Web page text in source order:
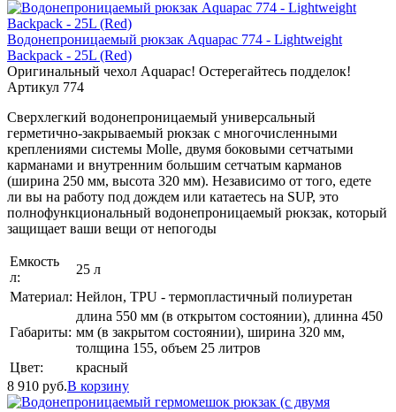
Водонепроницаемый рюкзак Aquapac 774 - Lightweight
Backpack - 25L (Red)
Оригинальный чехол Aquapac! Остерегайтесь подделок!
Артикул 774
Сверхлегкий водонепроницаемый универсальный
герметично-закрываемый рюкзак с многочисленными
креплениями системы Molle, двумя боковыми сетчатыми
карманами и внутренним большим сетчатым карманов
(ширина 250 мм, высота 320 мм). Независимо от того, едете
ли вы на работу под дождем или катаетесь на SUP, это
полнофункциональный водонепроницаемый рюкзак, который
защищает ваши вещи от непогоды
Емкость
л:
25 л
Материал: Нейлон, TPU - термопластичный полиуретан
Габариты:
длина 550 мм (в открытом состоянии), длинна 450
мм (в закрытом состоянии), ширина 320 мм,
толщина 155, объем 25 литров
Цвет:
красный
8 910 руб.В корзину